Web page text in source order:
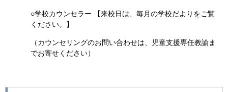
○学校カウンセラー 【来校日は、毎月の学校だよりをご覧
ください。】
（カウンセリングのお問い合わせは、児童支援専任教諭ま
でお寄せください）